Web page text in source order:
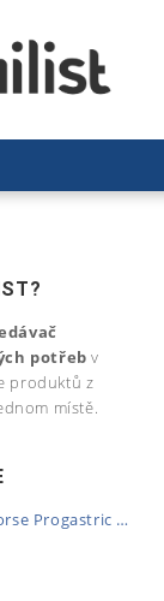
potřeb v
produktů z
místě.
Fitmin horse Progastric 20kg